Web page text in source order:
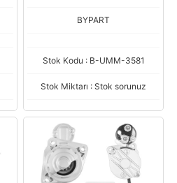
(JX6T-11000CA)
BYPART
Stok Kodu : B-UMM-3581
Stok Miktarı : Stok sorunuz